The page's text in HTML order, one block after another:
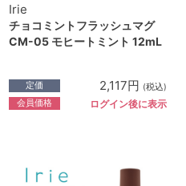
Irie
チョコミントフラッシュマグ
CM-05 モヒートミント 12mL
定価 2,117円 (税込)
会員価格 ログイン後に表示